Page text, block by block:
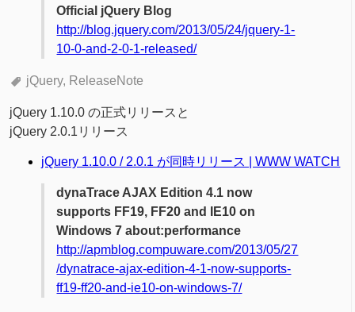
Official jQuery Blog
http://blog.jquery.com/2013/05/24/jquery-1-
10-0-and-2-0-1-released/
jQuery ReleaseNote
jQuery 1.10.0 の正式リリースと
jQuery 2.0.1リリース
jQuery 1.10.0 / 2.0.1 が同時リリース | WWW WATCH
dynaTrace AJAX Edition 4.1 now
supports FF19, FF20 and IE10 on
Windows 7 about:performance
http://apmblog.compuware.com/2013/05/27
/dynatrace-ajax-edition-4-1-now-supports-
ff19-ff20-and-ie10-on-windows-7/